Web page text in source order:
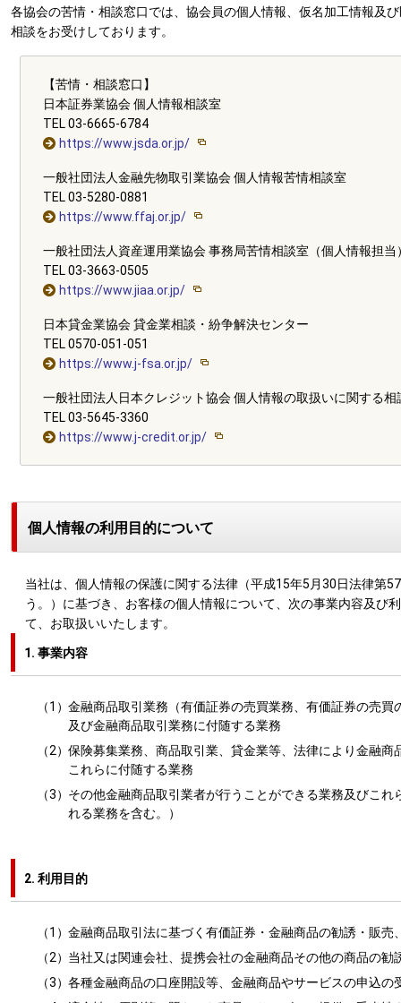
各協会の苦情・相談窓口では、協会員の個人情報、仮名加工情報及
相談をお受けしております。
【苦情・相談窓口】
日本証券業協会 個人情報相談室
TEL 03-6665-6784
https://www.jsda.or.jp/
一般社団法人金融先物取引業協会 個人情報苦情相談室
TEL 03-5280-0881
https://www.ffaj.or.jp/
一般社団法人資産運用業協会 事務局苦情相談室（個人情報担当
TEL 03-3663-0505
https://www.jiaa.or.jp/
日本貸金業協会 貸金業相談・紛争解決センター
TEL 0570-051-051
https://www.j-fsa.or.jp/
一般社団法人日本クレジット協会 個人情報の取扱いに関する相
TEL 03-5645-3360
https://www.j-credit.or.jp/
個人情報の利用目的について
当社は、個人情報の保護に関する法律（平成15年5月30日法律第
う。）に基づき、お客様の個人情報について、次の事業内容及び
て、お取扱いいたします。
1. 事業内容
（1）金融商品取引業務（有価証券の売買業務、有価証券の売
及び金融商品取引業務に付随する業務
（2）保険募集業務、商品取引業、貸金業等、法律により金融
これらに付随する業務
（3） その他金融商品取引業者が行うことができる業務及びこ
れる業務を含む。）
2. 利用目的
（1）金融商品取引法に基づく有価証券・金融商品の勧誘・販売
（2） 当社又は関連会社、提携会社の金融商品その他の商品の
（3）各種金融商品の口座開設等、金融商品やサービスの申込の